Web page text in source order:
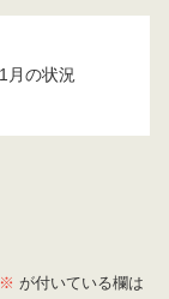
月の状況
※ が付いている欄は